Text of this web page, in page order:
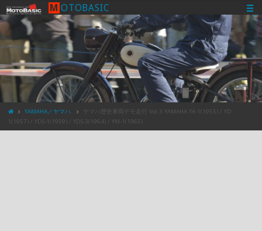
M OTOBASIC
YAMAHA／ヤマハ
ヤマハ歴史車両デモ走行 Vol.3 YAMAHA YA-1(1955) / YD-
1(1957) / YDS-1(1959) / YDS-3(1964) / YM-1(1965)